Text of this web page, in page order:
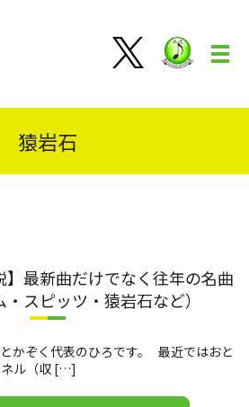
メ
猿岩石
】最新曲だけでなく往年の名曲
スピッツ・猿岩石など）
かぞく代表のひろです。 最近ではおと
ネル（収 […]